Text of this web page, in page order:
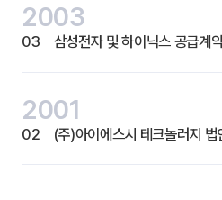
2003
03 삼성전자 및 하이닉스 공급계
2001
02 (주)아이에스시 테크놀러지 법